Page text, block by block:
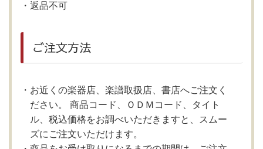
返品不可
ご注文方法
お近くの楽器店、楽譜取扱店、書店へご注文く
ださい。 商品コード、ＯＤＭコード、タイト
ル、税込価格をお調べいただきますと、スムー
ズにご注文いただけます。